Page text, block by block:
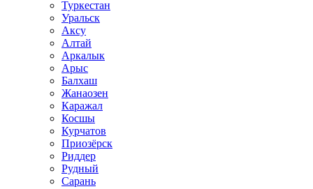
Туркестан
Уральск
Аксу
Алтай
Аркалык
Арыс
Балхаш
Жанаозен
Каражал
Косшы
Курчатов
Приозёрск
Риддер
Рудный
Сарань